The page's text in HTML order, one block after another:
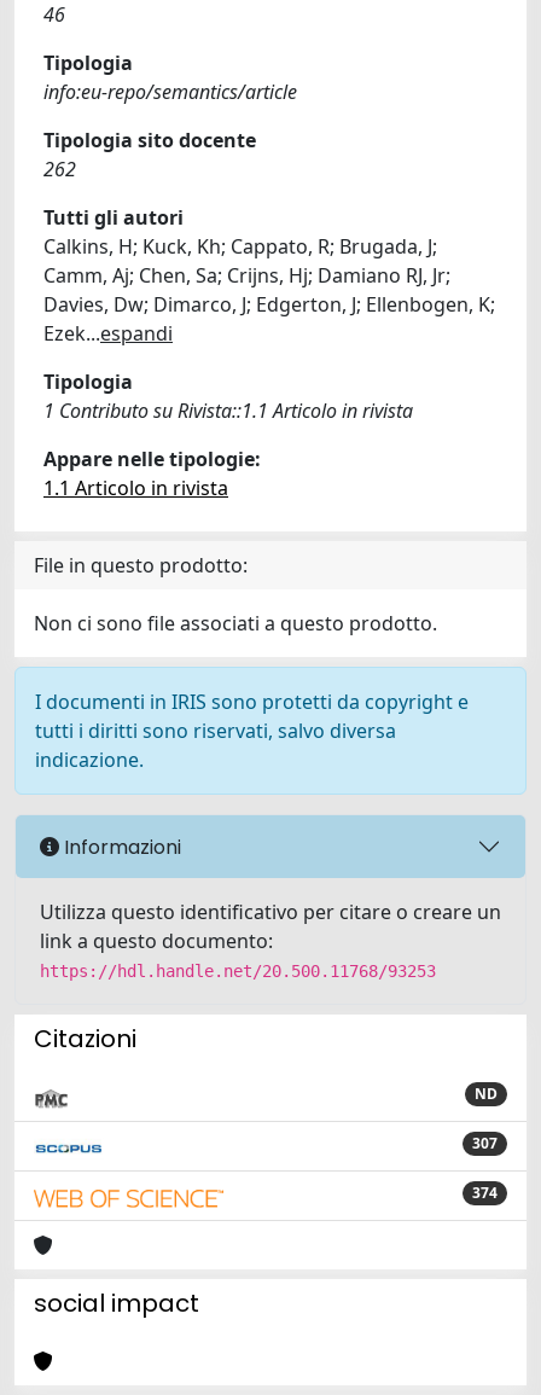
46
Tipologia
info:eu-repo/semantics/article
Tipologia sito docente
262
Tutti gli autori
Calkins, H; Kuck, Kh; Cappato, R; Brugada, J;
Camm, Aj; Chen, Sa; Crijns, Hj; Damiano RJ, Jr;
Davies, Dw; Dimarco, J; Edgerton, J; Ellenbogen, K;
Ezek...espandi
Tipologia
1 Contributo su Rivista::1.1 Articolo in rivista
Appare nelle tipologie:
1.1 Articolo in rivista
File in questo prodotto:
Non ci sono file associati a questo prodotto.
I documenti in IRIS sono protetti da copyright e
tutti i diritti sono riservati, salvo diversa
indicazione.
Informazioni
Utilizza questo identificativo per citare o creare un
link a questo documento:
https://hdl.handle.net/20.500.11768/93253
Citazioni
ND
307
374
social impact